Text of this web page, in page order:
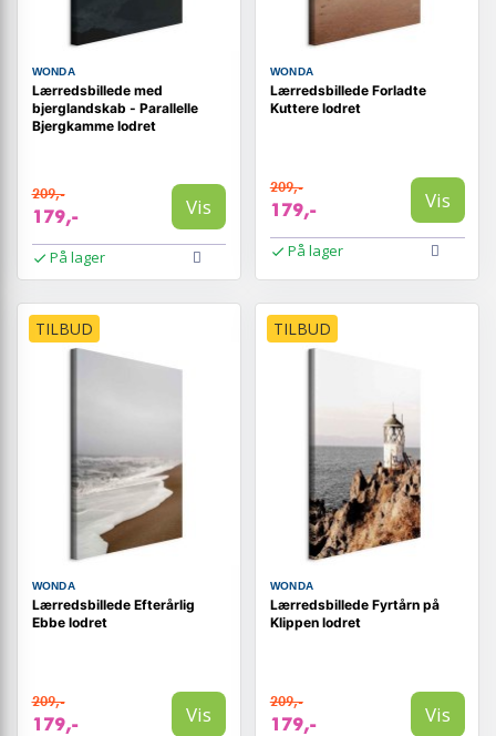
WONDA
Lærredsbillede med
bjerglandskab - Parallelle
Bjergkamme lodret
209,-
179,- Vis
På lager
WONDA
Lærredsbillede Forladte
Kuttere lodret
209,-
179,- Vis
På lager
TILBUD
WONDA
Lærredsbillede Efterårlig
Ebbe lodret
209,-
179,- Vis
TILBUD
WONDA
Lærredsbillede Fyrtårn på
Klippen lodret
209,-
179,- Vis